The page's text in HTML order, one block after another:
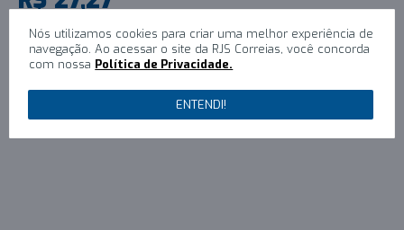
1x R$27,27 sem juros
COMPRAR
Nós utilizamos cookies para criar uma melhor experiência de
navegação. Ao acessar o site da RJS Correias, você concorda
com nossa Política de Privacidade.
ENTENDI!